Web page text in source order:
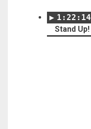
1:22:14
Stand Up!